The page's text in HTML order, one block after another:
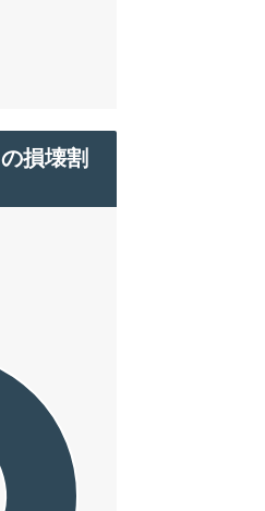
損壊割